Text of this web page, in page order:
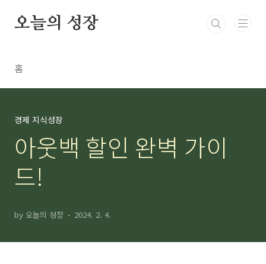
오늘의 성장
홈
경제 지식성장
아웃백 할인 완벽 가이
드!
by 오늘의 성장 2024. 2. 4.